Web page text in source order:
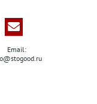
Email: